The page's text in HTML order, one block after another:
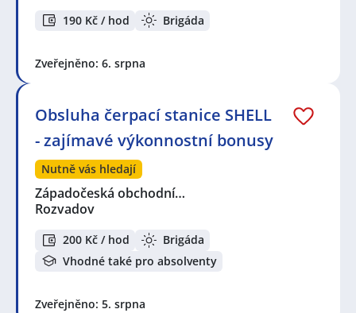
190 Kč / hod Brigáda
Zveřejněno: 6. srpna
Obsluha čerpací stanice SHELL
- zajímavé výkonnostní bonusy
Nutně vás hledají
Západočeská obchodní…
Rozvadov
200 Kč / hod
Brigáda
Vhodné také pro absolventy
Zveřejněno: 5. srpna